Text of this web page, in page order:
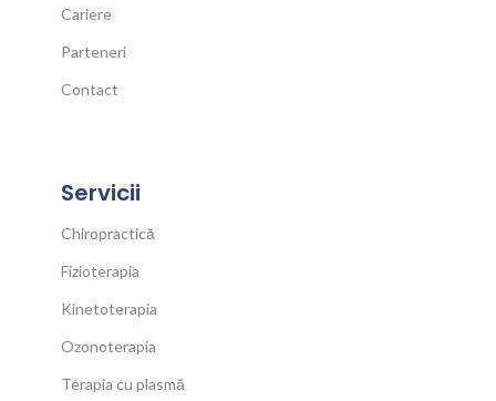
Cariere
Parteneri
Contact
Servicii
Chiropractică
Fizioterapia
Kinetoterapia
Ozonoterapia
Terapia cu plasmă